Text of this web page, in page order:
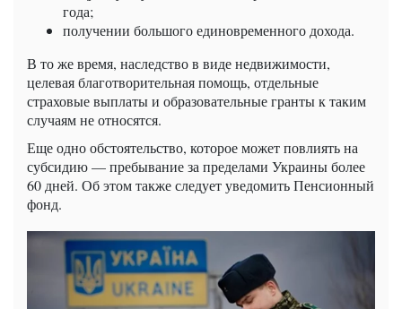
года;
получении большого единовременного дохода.
В то же время, наследство в виде недвижимости,
целевая благотворительная помощь, отдельные
страховые выплаты и образовательные гранты к таким
случаям не относятся.
Еще одно обстоятельство, которое может повлиять на
субсидию — пребывание за пределами Украины более
60 дней. Об этом также следует уведомить Пенсионный
фонд.